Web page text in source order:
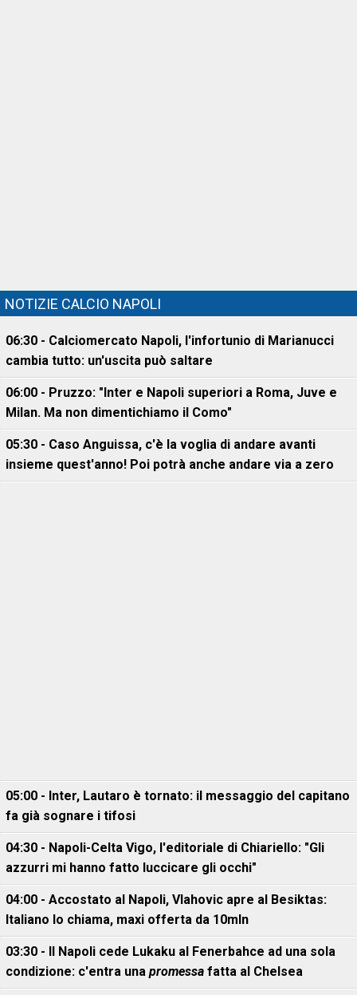
NOTIZIE CALCIO NAPOLI
06:30 - Calciomercato Napoli, l'infortunio di Marianucci
cambia tutto: un'uscita può saltare
06:00 - Pruzzo: "Inter e Napoli superiori a Roma, Juve e
Milan. Ma non dimentichiamo il Como"
05:30 - Caso Anguissa, c'è la voglia di andare avanti
insieme quest'anno! Poi potrà anche andare via a zero
05:00 - Inter, Lautaro è tornato: il messaggio del capitano
fa già sognare i tifosi
04:30 - Napoli-Celta Vigo, l'editoriale di Chiariello: "Gli
azzurri mi hanno fatto luccicare gli occhi"
04:00 - Accostato al Napoli, Vlahovic apre al Besiktas:
Italiano lo chiama, maxi offerta da 10mln
03:30 - Il Napoli cede Lukaku al Fenerbahce ad una sola
condizione: c'entra una promessa fatta al Chelsea